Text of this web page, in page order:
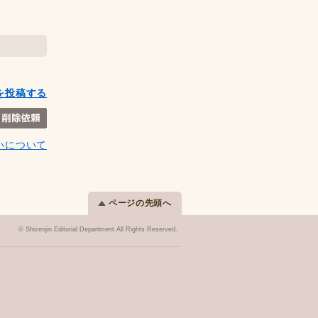
投稿する
について
ページの先頭へ
© Shizenjin Editorial Department All Rights Reserved.